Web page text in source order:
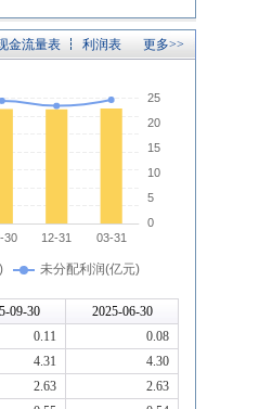
金流量表 利润表 更多>>
09-30
2025-06-30
0.11
0.08
4.31
4.30
2.63
2.63